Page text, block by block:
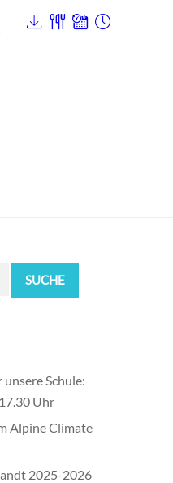
SUCHE
Schule:
Uhr
Alpine Climate
2025-2026